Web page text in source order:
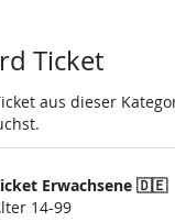
Ticket
aus dieser
Erwachsene 🇩🇪
14-99